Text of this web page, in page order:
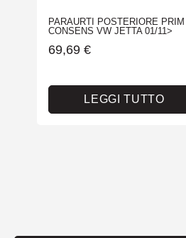
PARAURTI POSTERIORE PRIM
CONSENS VW JETTA 01/11>
69,69 €
LEGGI TUTTO